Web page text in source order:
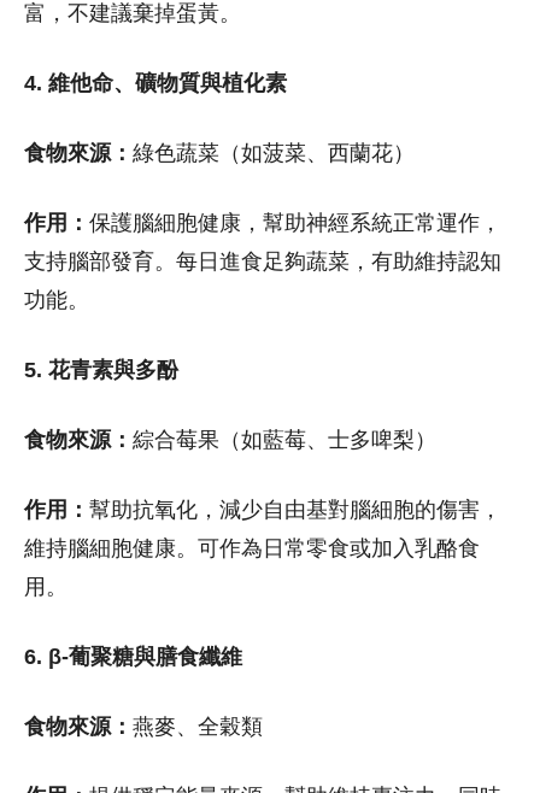
富，不建議棄掉蛋黃。
4. 維他命、礦物質與植化素
食物來源： 綠色蔬菜（如菠菜、西蘭花）
作用： 保護腦細胞健康，幫助神經系統正常運作，
支持腦部發育。每日進食足夠蔬菜，有助維持認知
功能。
5. 花青素與多酚
食物來源： 綜合莓果（如藍莓、士多啤梨）
作用： 幫助抗氧化，減少自由基對腦細胞的傷害，
維持腦細胞健康。可作為日常零食或加入乳酪食
用。
6. β-葡聚糖與膳食纖維
食物來源： 燕麥、全穀類